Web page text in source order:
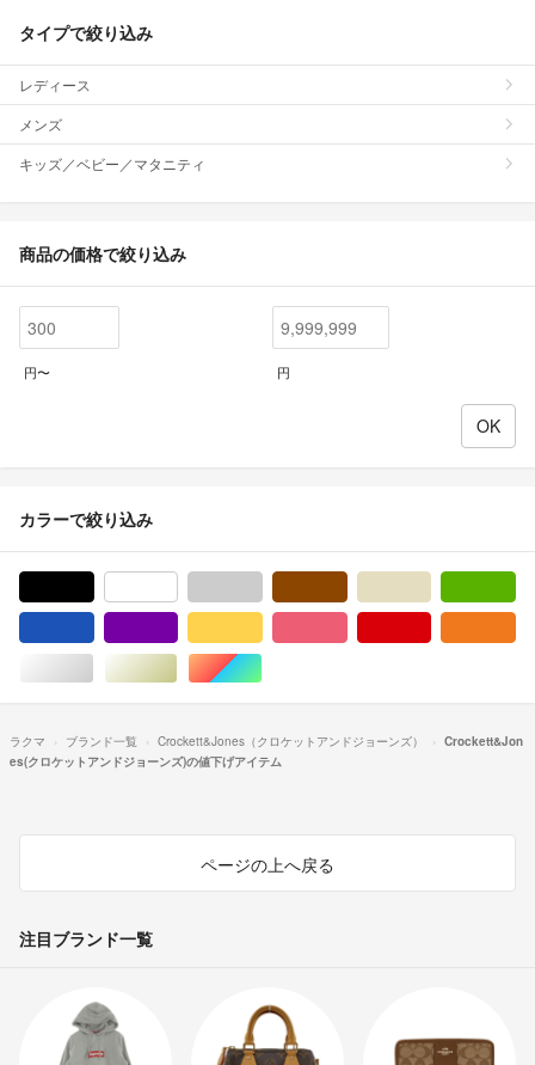
タイプで絞り込み
レディース
メンズ
キッズ／ベビー／マタニティ
商品の価格で絞り込み
円〜 円
カラーで絞り込み
シルバー/銀色系ゴールド/金色系マルチカラー
ラクマ ブランド一覧 Crockett&Jones（クロケットアンドジョーンズ）
Crockett&Jon
es(クロケットアンドジョーンズ)の値下げアイテム
ページの上へ戻る
注目ブランド一覧